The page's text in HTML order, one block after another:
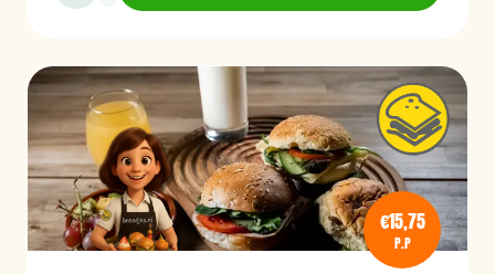
€15,75
P.P